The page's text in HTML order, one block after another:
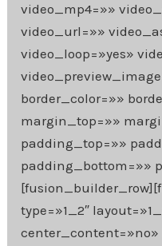
video_mp4=»»
video_url=»»
video_loop=»yes»
border_color=»»
margin_top=»»
padding_top=»»
padding_bottom=»»
type=»1_2″